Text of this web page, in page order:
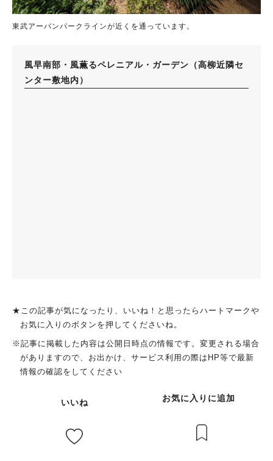
東武アーバンパークラインが近くを通っています。
風早南部・風薫るペレニアル・ガーデン（高柳近隣セ
ンター敷地内）
★この記事が気になったり、いいね！と思ったらハートマークや
お気に入りのボタンを押してくださいね。
※記事に掲載した内容は公開日時点の情報です。変更される場合
がありますので、お出かけ、サービス利用の際はHP等で最新
情報の確認をしてください
いいね お気に入りに追加